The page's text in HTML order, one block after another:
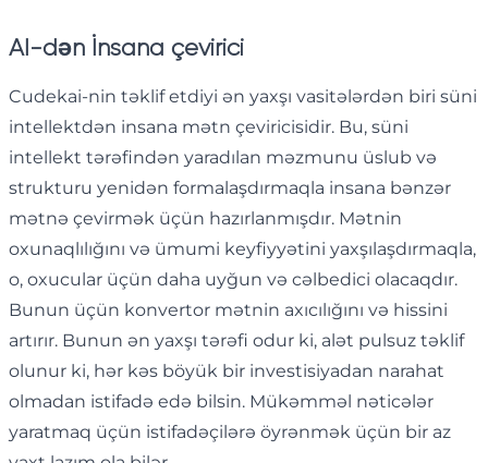
AI-dən İnsana çevirici
Cudekai-nin təklif etdiyi ən yaxşı vasitələrdən biri süni
intellektdən insana mətn çeviricisidir. Bu, süni
intellekt tərəfindən yaradılan məzmunu üslub və
strukturu yenidən formalaşdırmaqla insana bənzər
mətnə ​​çevirmək üçün hazırlanmışdır. Mətnin
oxunaqlılığını və ümumi keyfiyyətini yaxşılaşdırmaqla,
o, oxucular üçün daha uyğun və cəlbedici olacaqdır.
Bunun üçün konvertor mətnin axıcılığını və hissini
artırır. Bunun ən yaxşı tərəfi odur ki, alət pulsuz təklif
olunur ki, hər kəs böyük bir investisiyadan narahat
olmadan istifadə edə bilsin. Mükəmməl nəticələr
yaratmaq üçün istifadəçilərə öyrənmək üçün bir az